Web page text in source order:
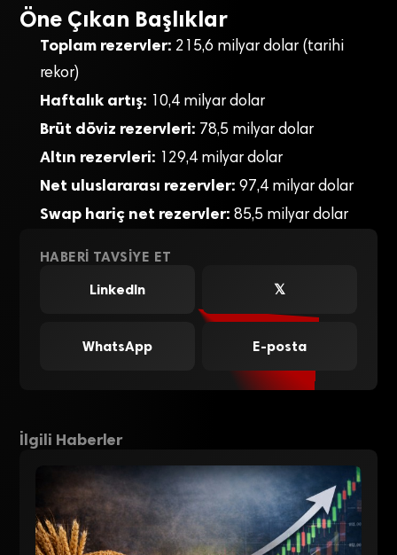
Öne Çıkan Başlıklar
Toplam rezervler: 215,6 milyar dolar (tarihi
rekor)
Haftalık artış: 10,4 milyar dolar
Brüt döviz rezervleri: 78,5 milyar dolar
Altın rezervleri: 129,4 milyar dolar
Net uluslararası rezervler: 97,4 milyar dolar
Swap hariç net rezervler: 85,5 milyar dolar
HABERI TAVSIYE ET
LinkedIn
𝕏
WhatsApp E-posta
İlgili Haberler